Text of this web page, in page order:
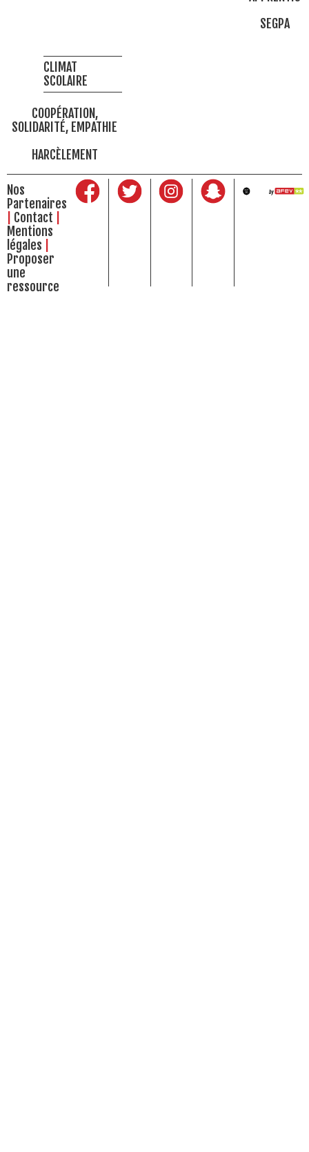
SEGPA
CLIMAT
SCOLAIRE
COOPÉRATION,
SOLIDARITÉ, EMPATHIE
HARCÈLEMENT
Nos
Partenaires
Contact
Mentions
légales
Proposer
une
ressource